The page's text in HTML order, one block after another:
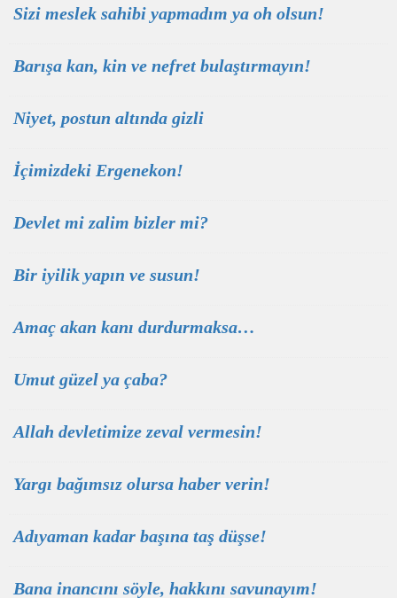
Sizi meslek sahibi yapmadım ya oh olsun!
Barışa kan, kin ve nefret bulaştırmayın!
Niyet, postun altında gizli
İçimizdeki Ergenekon!
Devlet mi zalim bizler mi?
Bir iyilik yapın ve susun!
Amaç akan kanı durdurmaksa…
Umut güzel ya çaba?
Allah devletimize zeval vermesin!
Yargı bağımsız olursa haber verin!
Adıyaman kadar başına taş düşse!
Bana inancını söyle, hakkını savunayım!